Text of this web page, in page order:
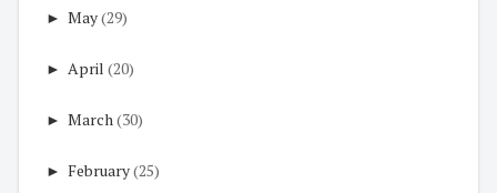
► May(29)
► April (20)
► March(30)
► February(25)